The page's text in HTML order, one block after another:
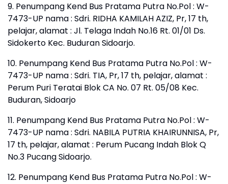
9. Penumpang Kend Bus Pratama Putra No.Pol : W-
7473-UP nama : Sdri. RIDHA KAMILAH AZIZ, Pr, 17 th,
pelajar, alamat : Jl. Telaga Indah No.16 Rt. 01/01 Ds.
Sidokerto Kec. Buduran Sidoarjo.
10. Penumpang Kend Bus Pratama Putra No.Pol : W-
7473-UP nama : Sdri. TIA, Pr, 17 th, pelajar, alamat :
Perum Puri Teratai Blok CA No. 07 Rt. 05/08 Kec.
Buduran, Sidoarjo
11. Penumpang Kend Bus Pratama Putra No.Pol : W-
7473-UP nama : Sdri. NABILA PUTRIA KHAIRUNNISA, Pr,
17 th, pelajar, alamat : Perum Pucang Indah Blok Q
No.3 Pucang Sidoarjo.
12. Penumpang Kend Bus Pratama Putra No.Pol : W-